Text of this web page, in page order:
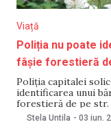
Viață
Poliția nu poate
fâșie forestieră
Poliția capitalei
identificarea unui
forestieră de pe str.
trecută, oamenii
Stela Untila - 03 iun.